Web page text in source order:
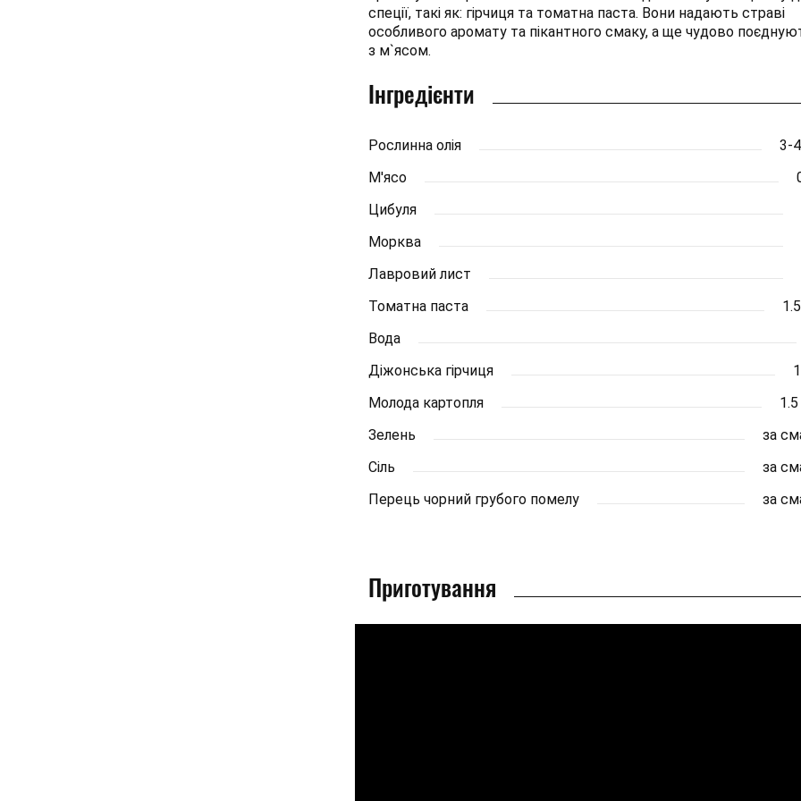
спеції, такі як: гірчиця та томатна паста. Вони надають страві
особливого аромату та пікантного смаку, а ще чудово
з м`ясом.
Інгредієнти
Рослинна олія
3-
М'ясо
Цибуля
Морква
Лавровий лист
Томатна паста
Вода
Діжонська гірчиця
Молода картопля
Зелень
за
Сіль
за
Перець чорний грубого помелу
за
Приготування